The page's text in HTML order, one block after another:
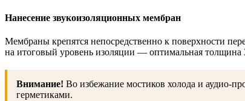
Нанесение звукоизоляционных мембран
Мембраны крепятся непосредственно к поверхности
на итоговый уровень изоляции — оптимальная толщина
Внимание! Во избежание мостиков холода и аудио-
герметиками.